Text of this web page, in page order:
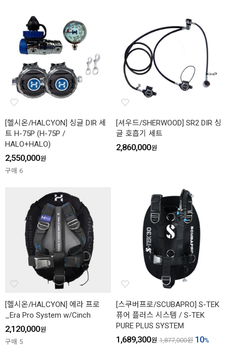
[헬시온/HALCYON] 싱글 DIR 세
트 H-75P (H-75P /
HALO+HALO)
2,550,000원
구매 6
[셔우드/SHERWOOD] SR2 DIR 싱
글 호흡기 세트
2,860,000원
[헬시온/HALCYON] 에라 프로
_Era Pro System w/Cinch
2,120,000원
구매 5
[스쿠버프로/SCUBAPRO] S-TEK
퓨어 플러스 시스템 / S-TEK
PURE PLUS SYSTEM
1,689,300원 1,877,000원 10%